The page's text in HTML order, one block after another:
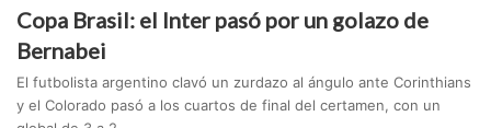
Copa Brasil: el Inter pasó por un golazo de
Bernabei
El futbolista argentino clavó un zurdazo al ángulo ante Corinthians
y el Colorado pasó a los cuartos de final del certamen, con un